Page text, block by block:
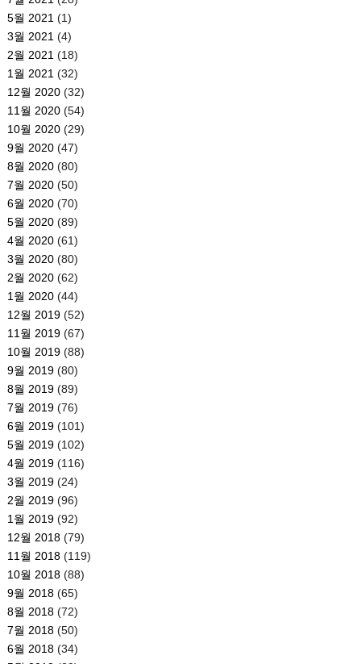
5월 2021 (1)
3월 2021 (4)
2월 2021 (18)
1월 2021 (32)
12월 2020(32)
11월 2020(54)
10월 2020(29)
9월 2020(47)
8월 2020(80)
7월 2020(50)
6월 2020(70)
5월 2020(89)
4월 2020(61)
3월 2020(80)
2월 2020(62)
1월 2020(44)
12월 2019(52)
11월 2019(67)
10월 2019(88)
9월 2019(80)
8월 2019(89)
7월 2019(76)
6월 2019(101)
5월 2019(102)
4월 2019(116)
3월 2019(24)
2월 2019(96)
1월 2019(92)
12월 2018(79)
11월 2018(119)
10월 2018(88)
9월 2018(65)
8월 2018(72)
7월 2018(50)
6월 2018(34)